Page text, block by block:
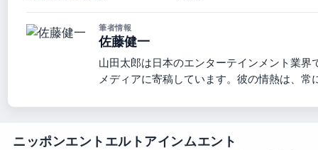
筆者情報
佐藤健一
山田太郎は日本のエンターテインメント業
メディアに寄稿しています。彼の情熱は、
ニッポンエントエルトアインムエント